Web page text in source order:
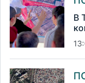
В